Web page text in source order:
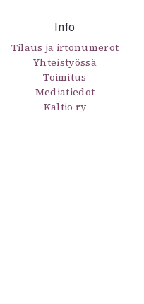
Info
Tilaus ja irtonumerot
Yhteistyössä
Toimitus
Mediatiedot
Kaltio ry